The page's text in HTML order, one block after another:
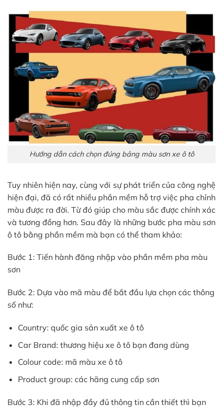
Hướng dẫn cách chọn đúng bảng màu sơn xe ô tô
Tuy nhiên hiện nay, cùng với sự phát triển của công nghệ
hiện đại, đã có rất nhiều phần mềm hỗ trợ việc pha chỉnh
màu được ra đời. Từ đó giúp cho màu sắc được chính xác
và tương đồng hơn. Sau đây là những bước pha màu sơn
ô tô bằng phần mềm mà bạn có thể tham khảo:
Bước 1: Tiến hành đăng nhập vào phần mềm pha màu
sơn
Bước 2: Dựa vào mã màu để bắt đầu lựa chọn các thông
số như:
Country: quốc gia sản xuất xe ô tô
Car Brand: thương hiệu xe ô tô bạn đang dùng
Colour code: mã màu xe ô tô
Product group: các hãng cung cấp sơn
Bước 3: Khi đã nhập đầy đủ thông tin cần thiết thì bạn